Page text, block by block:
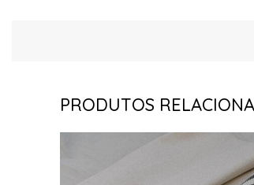
PRODUTOS